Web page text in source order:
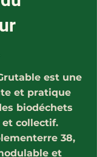
est une
et pratique
biodéchets
collectif.
38,
et